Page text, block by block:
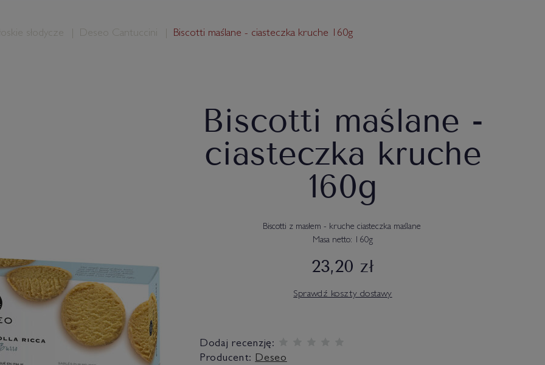
słodycze Deseo Cantuccini Biscotti maślane - ciasteczka kruche 160g
Biscotti maślane -
ciasteczka kruche
160g
Biscotti z masłem - kruche ciasteczka maślane
Masa netto: 160g
23,20 zł
Sprawdź koszty dostawy
Dodaj recenzję:
Producent: Deseo